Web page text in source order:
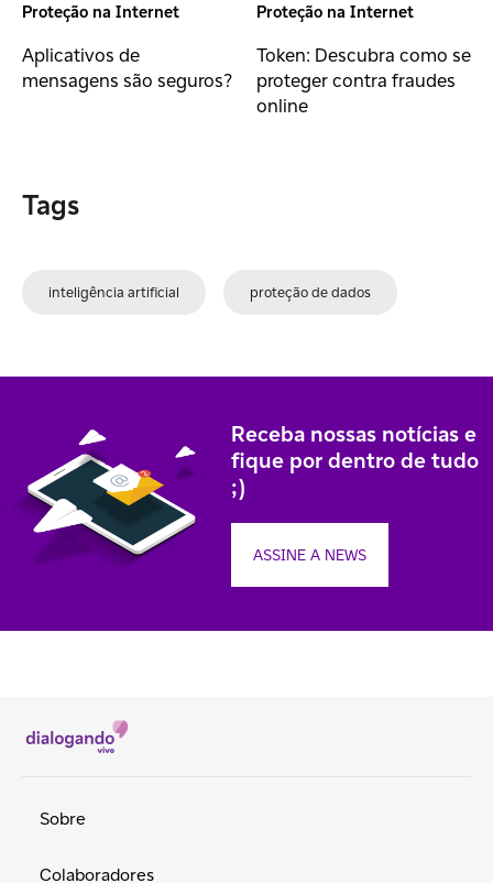
Proteção na Internet
Aplicativos de
mensagens são seguros?
Proteção na Internet
Token: Descubra como se
proteger contra fraudes
online
Tags
inteligência artificial proteção de dados
Receba nossas notícias e
fique por dentro de tudo
;)
ASSINE A NEWS
Sobre
Colaboradores